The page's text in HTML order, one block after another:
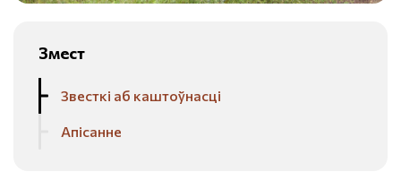
Змест
Звесткі аб каштоўнасці
Апісанне